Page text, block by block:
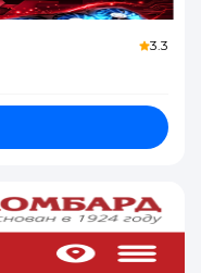
3.3